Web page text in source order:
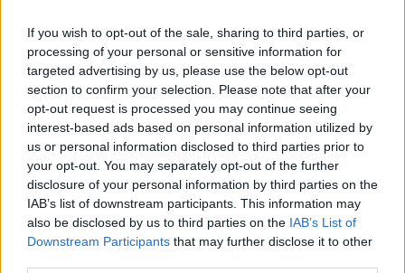
If you wish to opt-out of the sale, sharing to third parties, or
processing of your personal or sensitive information for
targeted advertising by us, please use the below opt-out
section to confirm your selection. Please note that after your
opt-out request is processed you may continue seeing
interest-based ads based on personal information utilized by
us or personal information disclosed to third parties prior to
your opt-out. You may separately opt-out of the further
disclosure of your personal information by third parties on the
IAB’s list of downstream participants. This information may
also be disclosed by us to third parties on the IAB’s List of
Downstream Participants that may further disclose it to other
PECCIOLI —Maleodoranze, è solo un episodio sporadico dovuto
al movimento di rifiuti durante il ripristino del profilo della discarica.
Nessun problema all'impianto della Belvedere e la causa dei cattivi
odori è già stata risolta. Non c'è da preoccuparsi quindi per le
segnalazioni scattate nel mese di settembre dai residenti tra Legoli
e Montefoscoli. A dirlo è Arpat dopo due sopralluoghi dove non ha
riscontrato niente di insolito se non una necessaria